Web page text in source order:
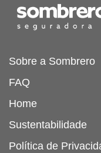
Sobre a Sombrero
FAQ
Home
Sustentabilidade
Política de